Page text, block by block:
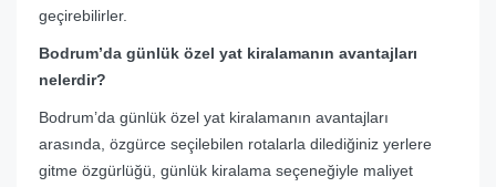
geçirebilirler.
Bodrum’da günlük özel yat kiralamanın avantajları
nelerdir?
Bodrum’da günlük özel yat kiralamanın avantajları
arasında, özgürce seçilebilen rotalarla dilediğiniz yerlere
gitme özgürlüğü, günlük kiralama seçeneğiyle maliyet